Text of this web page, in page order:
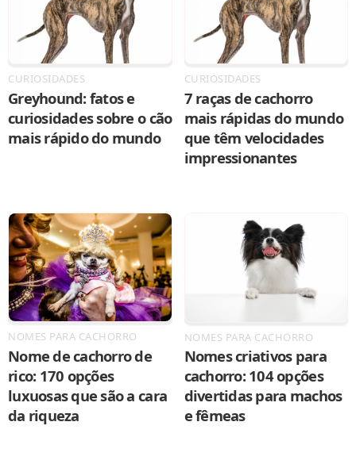
CURIOSIDADES
Greyhound: fatos e
curiosidades sobre o cão
mais rápido do mundo
CURIOSIDADES
7 raças de cachorro
mais rápidas do mundo
que têm velocidades
impressionantes
NOMES PARA CACHORRO
Nome de cachorro de
rico: 170 opções
luxuosas que são a cara
da riqueza
NOMES PARA CACHORRO
Nomes criativos para
cachorro: 104 opções
divertidas para machos
e fêmeas